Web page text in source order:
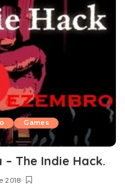
Games
– The Indie Hack.
2018